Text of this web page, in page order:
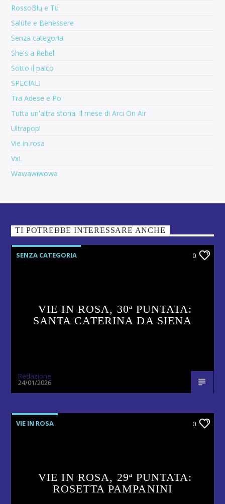
RossoBlu e Tu
Salute e Benessere
Senza categoria
She's a Rebel
Sotto il palco
SPECIALI
Tra Adese e Po
Tutta un'altra storia. Il mese di Arci On Air
Ultrapop!
Vie in rosa
VxL
Wawawiwowa
TI POTREBBE INTERESSARE ANCHE
SENZA CATEGORIA 0
VIE IN ROSA, 30ª PUNTATA:
SANTA CATERINA DA SIENA
Redazione
24/01/2026
VIE IN ROSA 0
VIE IN ROSA, 29ª PUNTATA:
ROSETTA PAMPANINI